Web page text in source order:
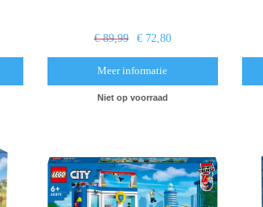
€ 89,99 € 72,80
Meer informatie
Niet op voorraad